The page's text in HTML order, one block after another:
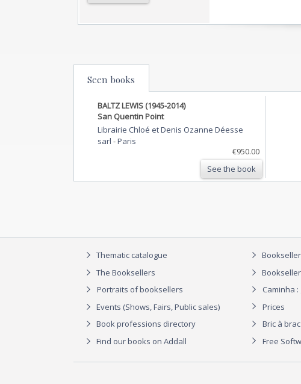
Seen books
BALTZ LEWIS (1945-2014)
San Quentin Point
Librairie Chloé et Denis Ozanne Déesse
sarl -Paris
€950.00
See the book
Thematic catalogue
The Booksellers
Portraits of booksellers
Events (Shows, Fairs, Public sales)
Book professions directory
Find our books on Addall
Caminha
Prices
Bric à brac
Free